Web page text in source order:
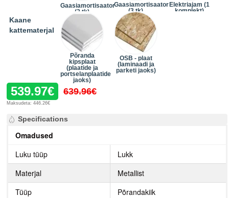
539.97€ 639.96€
Maksudeta: 446.26€
Gaasiamortisaator
(2 tk)
Gaasiamortisaator
(3 tk)
(+24.20€)
Elektriajam (1
komplekt)
Kaane
kattematerjal
Põranda
kipsplaat
(plaatide ja
portselanplaatide
jaoks)
OSB - plaat
(laminaadi ja
parketi jaoks)
Specifications
Omadused
Luku tüüp
Lukk
Materjal
Metallist
Tüüp
Põrandakiik